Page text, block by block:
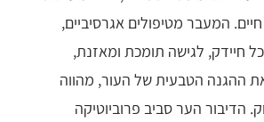
המעבר מטיפולים אגרסיביים,
חיידק, לגישה תומכת ומאזנת,
ההגנה הטבעית של העור, מהווה
הדיבור הער סביב פרוביוטיקה